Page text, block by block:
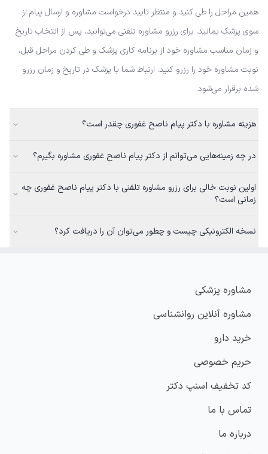
همین مراحل را طی کنید و منتظر تایید درخواست مشاوره و ارسال پیام از
سوی پزشک بمانید. برای رزرو مشاوره تلفنی می‌توانید، پس از انتخاب تاریخ
و زمان مناسب مشاوره خود از برنامه کاری پزشک و طی کردن مراحل قبل،
نوبت مشاوره خود را رزرو کنید. ارتباط شما با پزشک در تاریخ و زمان رزرو
شده برقرار می‌شود.
هزینه مشاوره با دکتر پیام ناصح غفوری چقدر است؟
در چه زمینه‌هایی می‌توانم از دکتر پیام ناصح غفوری مشاوره بگیرم؟
اولین نوبت خالی برای رزرو مشاوره تلفنی با دکتر پیام ناصح غفوری چه
زمانی است؟
نسخه الکترونیکی چیست و چطور می‌توان آن را دریافت کرد؟
مشاوره پزشکی
مشاوره آنلاین روانشناسی
خرید دارو
حریم خصوصی
کد تخفیف اسنپ دکتر
تماس با ما
درباره ما